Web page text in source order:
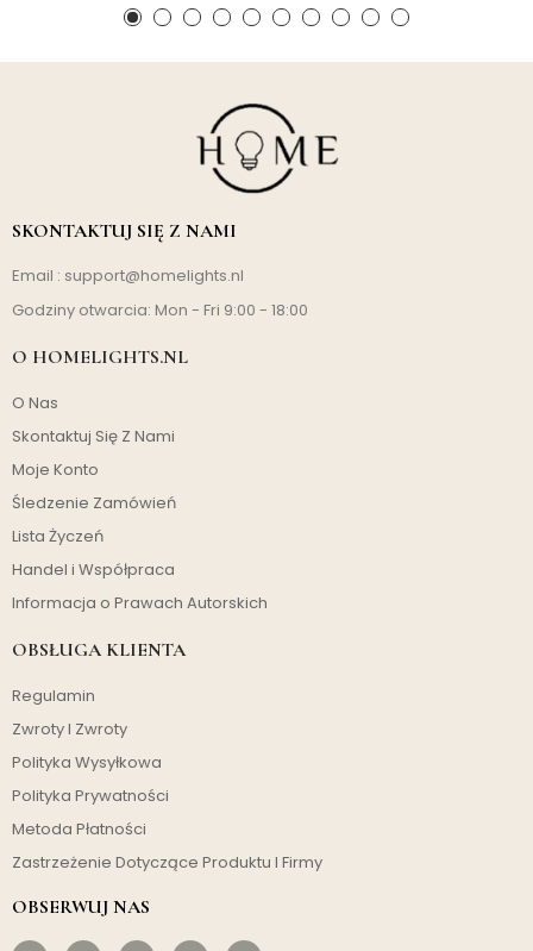
SKONTAKTUJ SIĘ Z NAMI
Email : support@homelights.nl
Godziny otwarcia: Mon - Fri 9:00 - 18:00
O HOMELIGHTS.NL
O Nas
Skontaktuj Się Z Nami
Moje Konto
Śledzenie Zamówień
Lista Życzeń
Handel i Współpraca
Informacja o Prawach Autorskich
OBSŁUGA KLIENTA
Regulamin
Zwroty I Zwroty
Polityka Wysyłkowa
Polityka Prywatności
Metoda Płatności
Zastrzeżenie Dotyczące Produktu I Firmy
OBSERWUJ NAS